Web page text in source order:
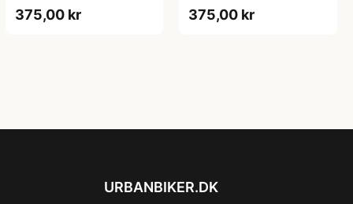
XL
375,00 kr
XXL
375,00 kr
URBANBIKER.DK